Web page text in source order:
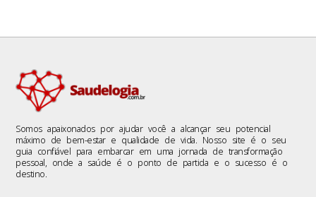
Somos apaixonados por ajudar você a alcançar seu potencial
máximo de bem-estar e qualidade de vida. Nosso site é o seu
guia confiável para embarcar em uma jornada de transformação
pessoal, onde a saúde é o ponto de partida e o sucesso é o
destino.